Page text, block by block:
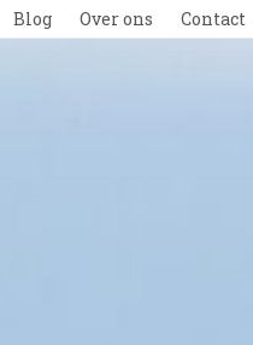
Blog Over ons Contact